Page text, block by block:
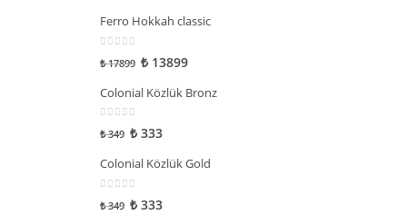
Ferro Hokkah classic
5 üzerinden
₺17899 ₺ 13899
Colonial Közlük Bronz
5 üzerinden
₺349 ₺ 333
Colonial Közlük Gold
5 üzerinden
₺349 ₺ 333